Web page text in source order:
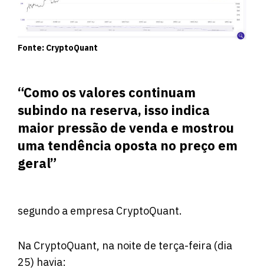
Fonte: CryptoQuant
“Como os valores continuam
subindo na reserva, isso indica
maior pressão de venda e mostrou
uma tendência oposta no preço em
geral”
segundo a empresa CryptoQuant.
Na CryptoQuant, na noite de terça-feira (dia
25) havia: